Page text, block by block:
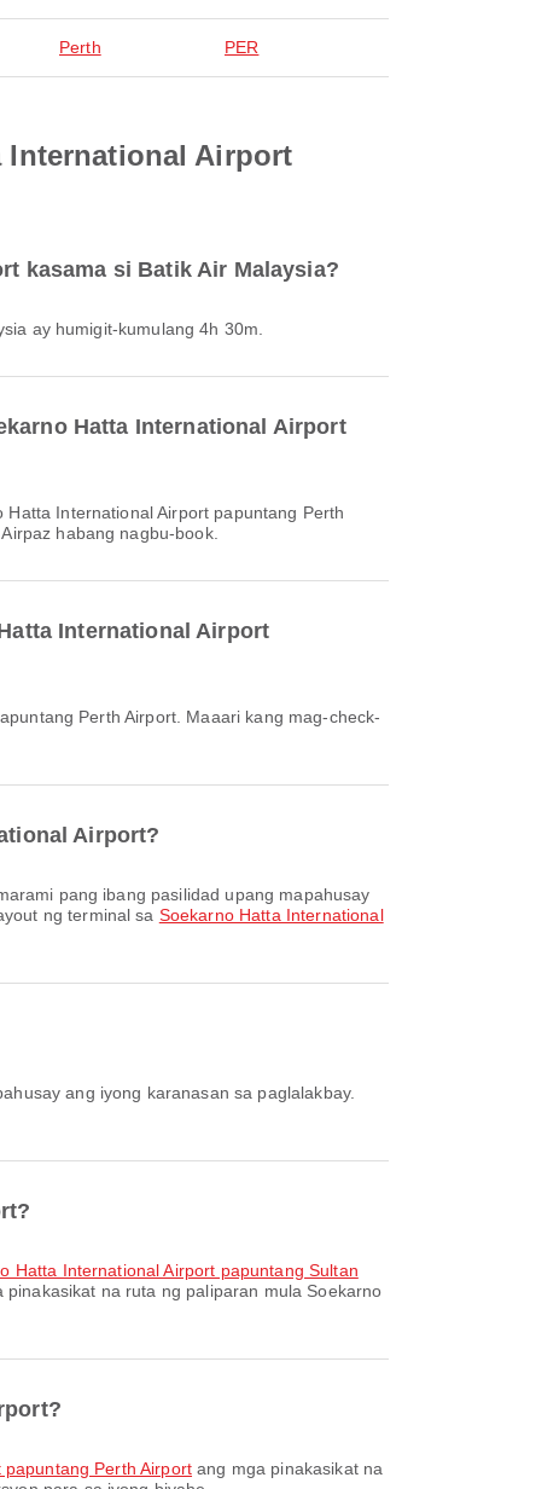
Perth PER
International Airport
kasama si Batik Air Malaysia?
ay humigit-kumulang 4h 30m.
Hatta International Airport
habang nagbu-book.
International Airport
Airport?
ng terminal sa Soekarno Hatta International
Hatta International Airport papuntang Sultan
na ruta ng paliparan mula Soekarno
Perth Airport ang mga pinakasikat na